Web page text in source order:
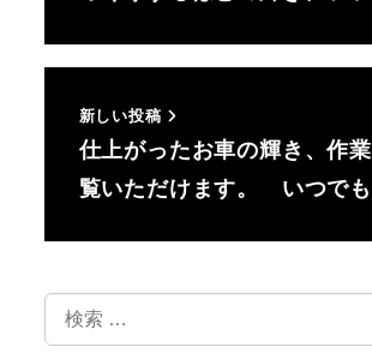
新しい投稿
仕上がったお車の輝き、作
覧いただけます。 いつで
検
索